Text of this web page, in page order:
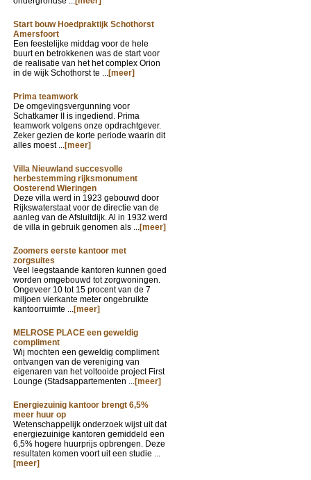
Start bouw Hoedpraktijk Schothorst
Amersfoort
Een feestelijke middag voor de hele
buurt en betrokkenen was de start voor
de realisatie van het het complex Orion
in de wijk Schothorst te ...[meer]
Prima teamwork
De omgevingsvergunning voor
Schatkamer II is ingediend. Prima
teamwork volgens onze opdrachtgever.
Zeker gezien de korte periode waarin dit
alles moest ...[meer]
Villa Nieuwland succesvolle
herbestemming rijksmonument
Oosterend Wieringen
Deze villa werd in 1923 gebouwd door
Rijkswaterstaat voor de directie van de
aanleg van de Afsluitdijk. Al in 1932 werd
de villa in gebruik genomen als ...[meer]
Zoomers eerste kantoor met
zorgsuites
Veel leegstaande kantoren kunnen goed
worden omgebouwd tot zorgwoningen.
Ongeveer 10 tot 15 procent van de 7
miljoen vierkante meter ongebruikte
kantoorruimte ...[meer]
MELROSE PLACE een geweldig
compliment
Wij mochten een geweldig compliment
ontvangen van de vereniging van
eigenaren van het voltooide project First
Lounge (Stadsappartementen ...[meer]
Energiezuinig kantoor brengt 6,5%
meer huur op
Wetenschappelijk onderzoek wijst uit dat
energiezuinige kantoren gemiddeld een
6,5% hogere huurprijs opbrengen. Deze
resultaten komen voort uit een studie ...
[meer]